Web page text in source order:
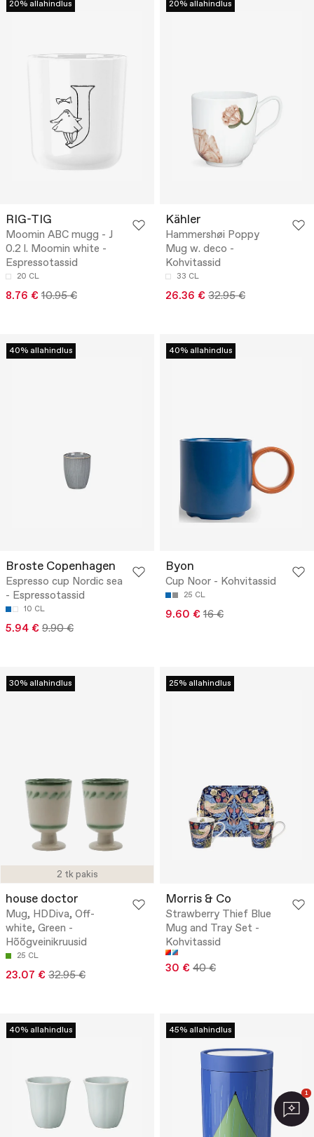
20% allahindlus
RIG-TIG
Moomin ABC mugg - J
0.2 l. Moomin white -
Espressotassid
20 CL
8.76 € 10.95 €
20% allahindlus
Kähler
Hammershøi Poppy
Mug w. deco -
Kohvitassid
33 CL
26.36 € 32.95 €
40% allahindlus
Broste Copenhagen
Espresso cup Nordic sea
- Espressotassid
10 CL
5.94 € 9.90 €
40% allahindlus
Byon
Cup Noor - Kohvitassid
25 CL
9.60 € 16 €
2 tk pakis
30% allahindlus
house doctor
Mug, HDDiva, Off-
white, Green -
Hõõgveinikruusid
25 CL
23.07 € 32.95 €
25% allahindlus
Morris & Co
Strawberry Thief Blue
Mug and Tray Set -
Kohvitassid
30 € 40 €
40% allahindlus 45% allahindlus
1